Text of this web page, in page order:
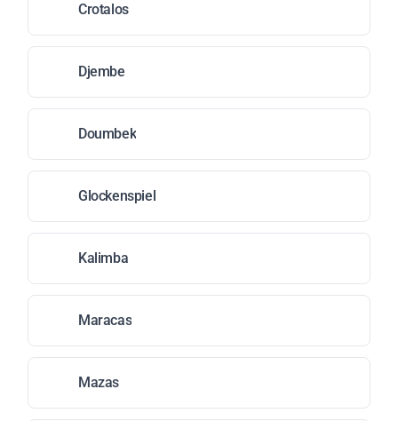
Crotalos
Djembe
Doumbek
Glockenspiel
Kalimba
Maracas
Mazas